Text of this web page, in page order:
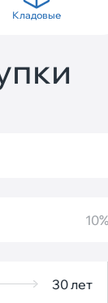
Кладовые
10%
30лет